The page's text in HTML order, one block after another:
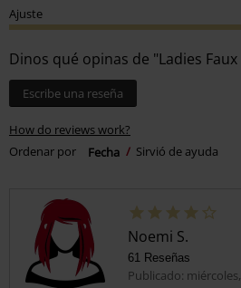
Ajuste
Dinos qué opinas de "Ladies
Escribe una reseña
How do reviews work?
Ordenar por
Fecha Sirvió de ayuda
Noemi S.
61 Reseñas
Publicado: